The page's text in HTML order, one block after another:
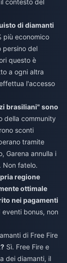
di diamanti
più economico
persino del
questo è
a ogni altra
l'accesso
brasiliani" sono
della community
sconti
tramite
Garena annulla i
Non fatelo.
regione
ottimale
nei pagamenti
bonus, non
di Free Fire
Sì. Free Fire e
dei diamanti, il